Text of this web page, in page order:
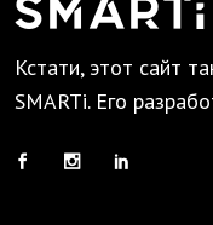
Кстати, этот сайт
SMARTi. Его